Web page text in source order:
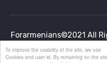
Forarmenians©2021 All
and
To improve the usability of the site, we use
Cookies and user id. By remaining on the